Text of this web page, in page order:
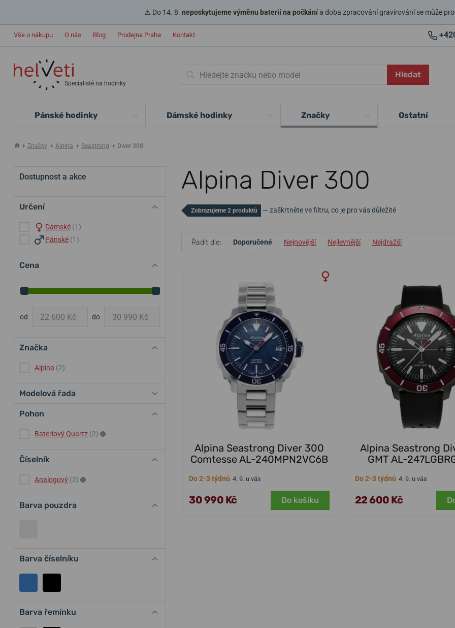
⚠️ Do 14. 8. neposkytujeme výměnu baterií na počkánía doba zpracování gravírování se může
Vše o nákupu O nás Blog Prodejna Praha Kontakt
Specialisté na hodinky
Hledat
Pánské hodinky Dámské hodinky Značky Ostatní
Značky Alpina Seastrong Diver 300
Alpina Diver 300
Dostupnost a akce
Určení
Dámské (1)
Pánské (1)
Cena
od do
Značka
Alpina (2)
Modelová řada
Pohon
Bateriový Quartz (2)
Číselník
Analogový (2)
Barva pouzdra
Barva číselníku
Barva řemínku
Zobrazujeme 2 produktů — zaškrtněte ve filtru, co je pro vás důležité
Řadit dle: Doporučené Nejnovější Nejlevnější Nejdražší
Alpina Seastrong Diver 300
Comtesse AL-240MPN2VC6B
Do 2-3 týdnů 4. 9. u vás
30 990 Kč Do košíku
Alpina Seastrong
GMT AL-
Do 2-3 týdnů 4. 9. u vás
22 600 Kč